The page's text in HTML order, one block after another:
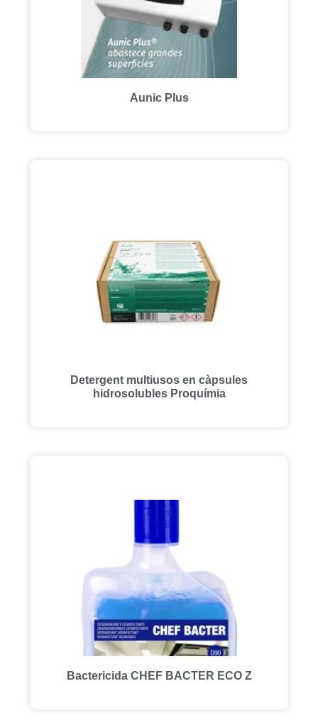
Aunic Plus
Detergent multiusos en càpsules
hidrosolubles Proquímia
Bactericida CHEF BACTER ECO Z